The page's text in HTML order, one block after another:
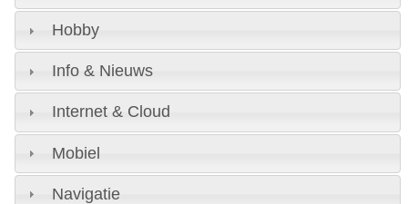
Hobby
Info & Nieuws
Internet & Cloud
Mobiel
Navigatie